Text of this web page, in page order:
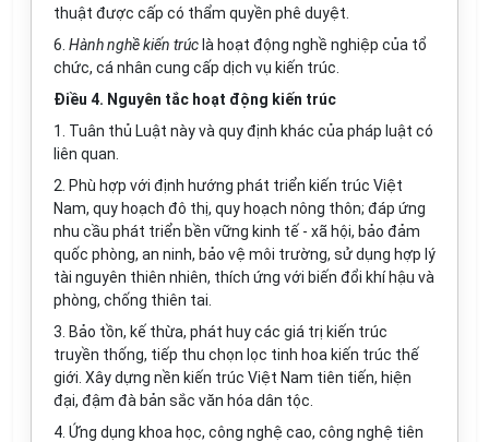
thuật được cấp có thẩm quyền phê duyệt.
6. Hành nghề kiến trúc là hoạt động nghề nghiệp của tổ
chức, cá nhân cung cấp dịch vụ kiến trúc.
Điều 4. Nguyên tắc hoạt động kiến trúc
1. Tuân thủ Luật này và quy định khác của pháp luật có
liên quan.
2. Phù hợp với định hướng phát triển kiến trúc Việt
Nam, quy hoạch đô thị, quy hoạch nông thôn; đáp ứng
nhu cầu phát triển bền vững kinh tế - xã hội, bảo đảm
quốc phòng, an ninh, bảo vệ môi trường, sử dụng hợp lý
tài nguyên thiên nhiên, thích ứng với biến đổi khí hậu và
phòng, chống thiên tai.
3. Bảo tồn, kế thừa, phát huy các giá trị kiến trúc
truyền thống, tiếp thu chọn lọc tinh hoa kiến trúc thế
giới. Xây dựng nền kiến trúc Việt Nam tiên tiến, hiện
đại, đậm đà bản sắc văn hóa dân tộc.
4. Ứng dụng khoa học, công nghệ cao, công nghệ tiên